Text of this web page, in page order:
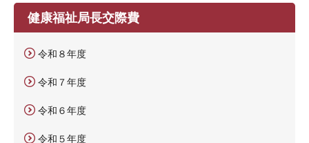
健康福祉局長交際費
令和８年度
令和７年度
令和６年度
令和５年度